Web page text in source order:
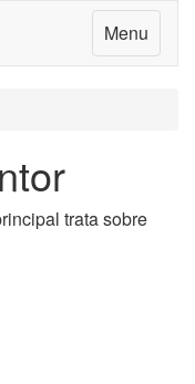
Menu
trata sobre